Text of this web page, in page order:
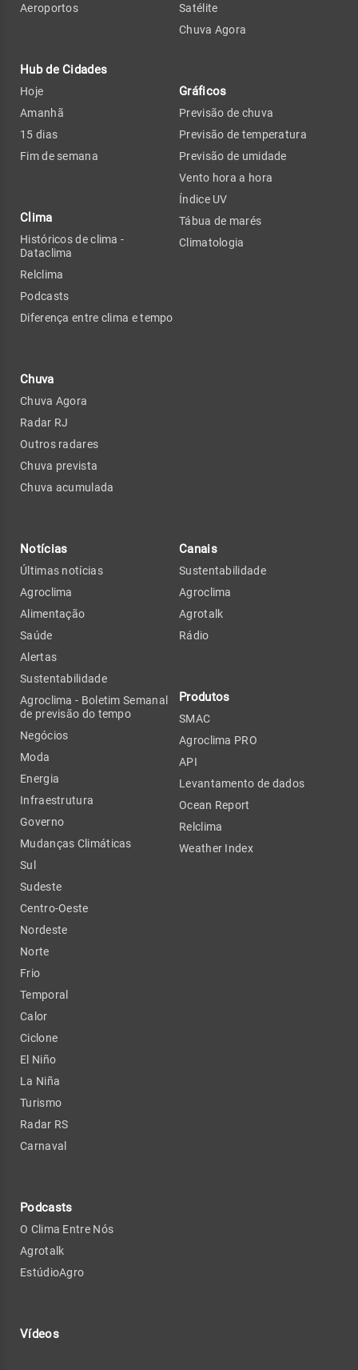
Aeroportos
Hub de Cidades
Hoje
Amanhã
15 dias
Fim de semana
Clima
Históricos de clima -
Dataclima
Relclima
Podcasts
Diferença entre clima e tempo
Chuva
Chuva Agora
Radar RJ
Outros radares
Chuva prevista
Chuva acumulada
Satélite
Chuva Agora
Gráficos
Previsão de chuva
Previsão de temperatura
Previsão de umidade
Vento hora a hora
Índice UV
Tábua de marés
Climatologia
Notícias
Últimas notícias
Agroclima
Alimentação
Saúde
Alertas
Sustentabilidade
Agroclima - Boletim Semanal
de previsão do tempo
Negócios
Moda
Energia
Infraestrutura
Governo
Mudanças Climáticas
Sul
Sudeste
Centro-Oeste
Nordeste
Norte
Frio
Temporal
Calor
Ciclone
El Niño
La Niña
Turismo
Radar RS
Carnaval
Podcasts
O Clima Entre Nós
Agrotalk
EstúdioAgro
Vídeos
Canais
Sustentabilidade
Agroclima
Agrotalk
Rádio
Produtos
SMAC
Agroclima PRO
API
Levantamento de dados
Ocean Report
Relclima
Weather Index